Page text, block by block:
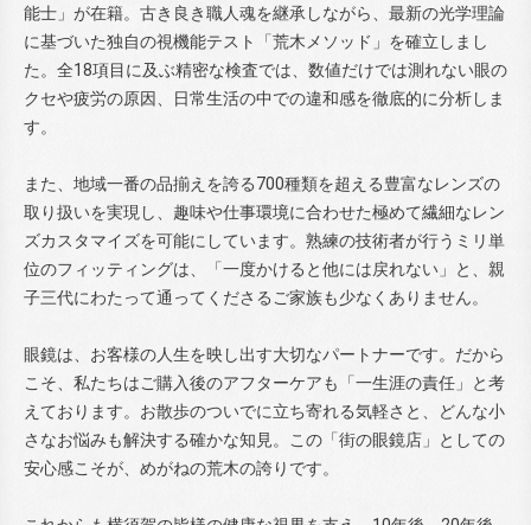
能士」が在籍。古き良き職人魂を継承しながら、最新の光学理論
に基づいた独自の視機能テスト「荒木メソッド」を確立しまし
た。全18項目に及ぶ精密な検査では、数値だけでは測れない眼の
クセや疲労の原因、日常生活の中での違和感を徹底的に分析しま
す。
また、地域一番の品揃えを誇る700種類を超える豊富なレンズの
取り扱いを実現し、趣味や仕事環境に合わせた極めて繊細なレン
ズカスタマイズを可能にしています。熟練の技術者が行うミリ単
位のフィッティングは、「一度かけると他には戻れない」と、親
子三代にわたって通ってくださるご家族も少なくありません。
眼鏡は、お客様の人生を映し出す大切なパートナーです。だから
こそ、私たちはご購入後のアフターケアも「一生涯の責任」と考
えております。お散歩のついでに立ち寄れる気軽さと、どんな小
さなお悩みも解決する確かな知見。この「街の眼鏡店」としての
安心感こそが、めがねの荒木の誇りです。